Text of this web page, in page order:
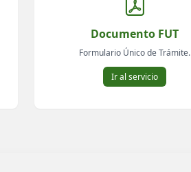
Documento FUT
Formulario Único de Trámite.
Ir al servicio